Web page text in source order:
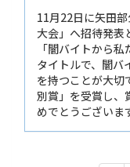
11月22日に矢田
大会」へ招待発表
「闇バイトから
タイトルで、闇バ
を持つことが大切
別賞」を受賞し、
めでとうございま